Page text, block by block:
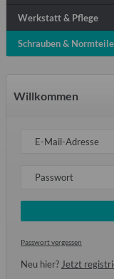
Werkstatt & Pflege
Schrauben & Normteile
Willkommen
E-Mail-Adresse
Passwort
Passwort vergessen
Neu hier?Jetzt